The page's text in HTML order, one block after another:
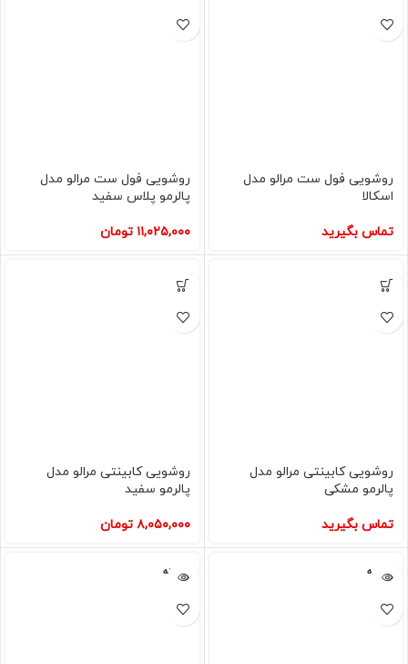
روشویی فول ست مرالو مدل
اسکالا
تماس بگیرید
روشویی فول ست مرالو مدل
پالرمو پلاس سفید
۱۱,۰۲۵,۰۰۰ تومان
روشویی کابینتی مرالو مدل
پالرمو مشکی
تماس بگیرید
روشویی کابینتی مرالو مدل
پالرمو سفید
۸,۰۵۰,۰۰۰ تومان
فروخته
شده
فروخته
شده